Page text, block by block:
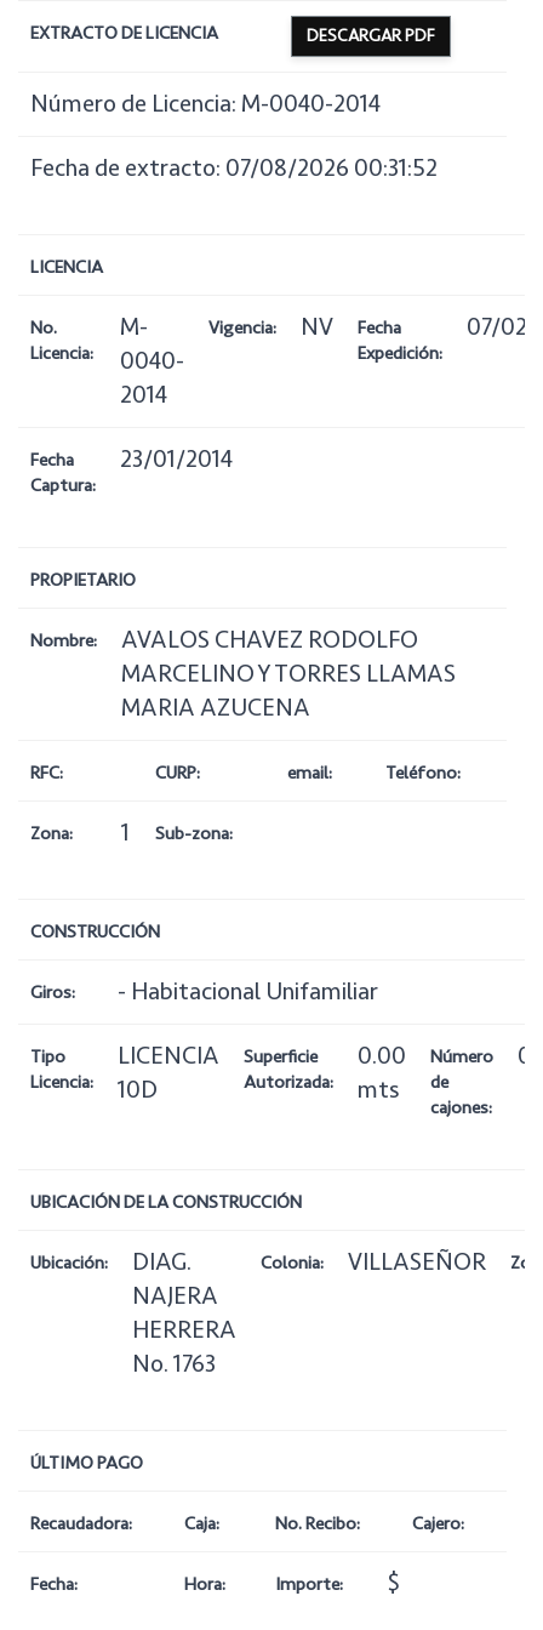
EXTRACTO DE LICENCIA DESCARGAR PDF
Número de Licencia: M-0040-2014
Fecha de extracto: 07/08/2026 00:31:52
LICENCIA
No.
Licencia:
M-
0040-
2014
Vigencia: NV
Fecha
Expedición:
07/02/
Fecha
Captura:
23/01/2014
PROPIETARIO
Nombre:
AVALOS CHAVEZ RODOLFO
MARCELINO Y TORRES LLAMAS
MARIA AZUCENA
RFC: CURP: email: Teléfono:
Zona: 1 Sub-zona:
CONSTRUCCIÓN
Giros: - Habitacional Unifamiliar
Tipo
Licencia:
LICENCIA
10D
Superficie
Autorizada:
0.00
mts
Número
de
cajones:
0
UBICACIÓN DE LA CONSTRUCCIÓN
Ubicación:
DIAG.
NAJERA
HERRERA
No. 1763
Colonia: VILLASEÑOR
ÚLTIMO PAGO
Recaudadora: Caja: No. Recibo: Cajero:
Fecha: Hora: Importe: $